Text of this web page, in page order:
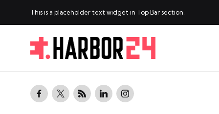
This is a placeholder text widget in Top Bar section.
facebook.com
twitter.com
rss.comlinkedin.cominstagram.com